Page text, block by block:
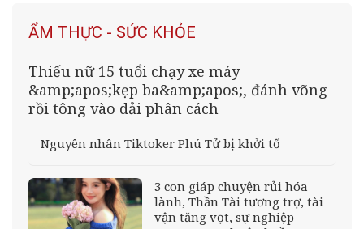
ẨM THỰC - SỨC KHỎE
Thiếu nữ 15 tuổi chạy xe máy
&amp;apos;kẹp ba&amp;apos;, đánh võng
rồi tông vào dải phân cách
Nguyên nhân Tiktoker Phú Tử bị khởi tố
3 con giáp chuyện rủi hóa
lành, Thần Tài tương trợ, tài
vận tăng vọt, sự nghiệp